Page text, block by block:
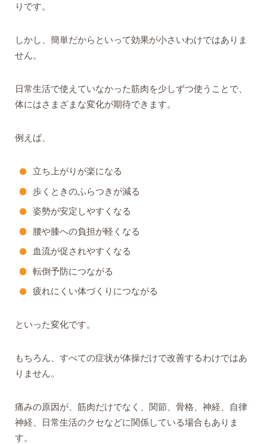
りです。
しかし、簡単だからといって効果が小さいわけではありま
せん。
日常生活で使えていなかった筋肉を少しずつ使うことで、
体にはさまざまな変化が期待できます。
例えば、
立ち上がりが楽になる
歩くときのふらつきが減る
姿勢が安定しやすくなる
腰や膝への負担が軽くなる
血流が促されやすくなる
転倒予防につながる
疲れにくい体づくりにつながる
といった変化です。
もちろん、すべての症状が体操だけで改善するわけではあ
りません。
痛みの原因が、筋肉だけでなく、関節、骨格、神経、自律
神経、日常生活のクセなどに関係している場合もありま
す。